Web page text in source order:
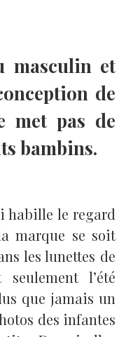
masculin et
de
met pas de
bambins.
habille le regard
marque se soit
les lunettes de
l’été
que jamais un
des infantes